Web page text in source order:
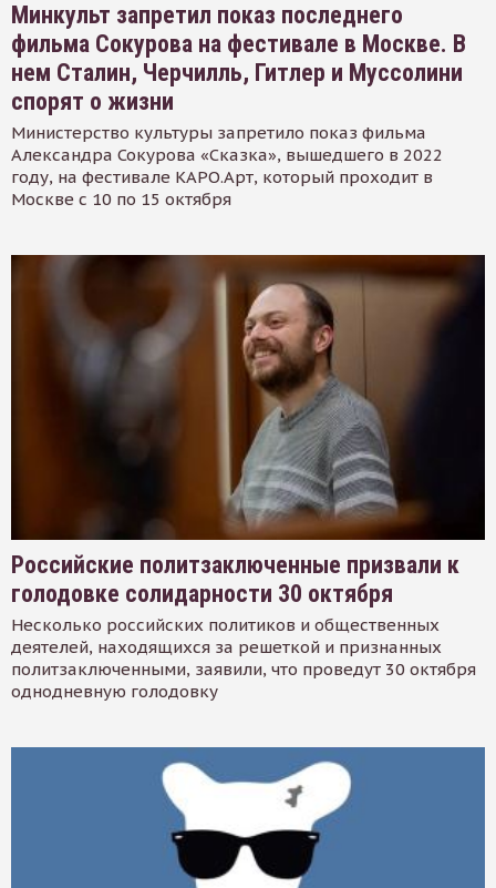
Минкульт запретил показ последнего
фильма Сокурова на фестивале в Москве. В
нем Сталин, Черчилль, Гитлер и Муссолини
спорят о жизни
Министерство культуры запретило показ фильма
Александра Сокурова «Сказка», вышедшего в 2022
году, на фестивале КАРО.Арт, который проходит в
Москве с 10 по 15 октября
Российские политзаключенные призвали к
голодовке солидарности 30 октября
Несколько российских политиков и общественных
деятелей, находящихся за решеткой и признанных
политзаключенными, заявили, что проведут 30 октября
однодневную голодовку